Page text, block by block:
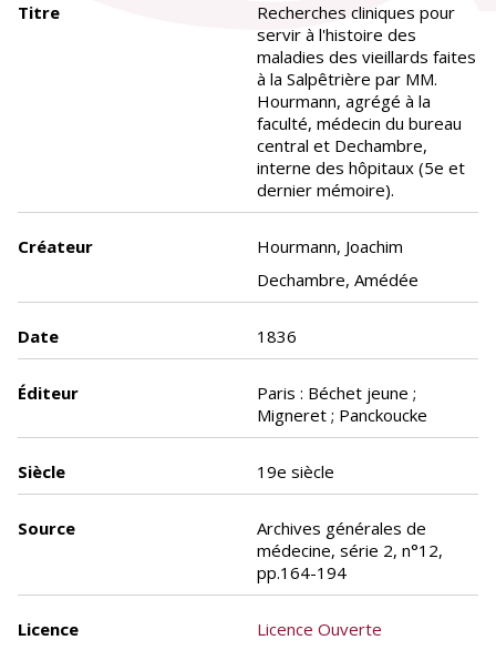
Titre
Recherches cliniques pour
servir à l'histoire des
maladies des vieillards faites
à la Salpêtrière par MM.
Hourmann, agrégé à la
faculté, médecin du bureau
central et Dechambre,
interne des hôpitaux (5e et
dernier mémoire).
Créateur
Hourmann, Joachim
Dechambre, Amédée
Date 1836
Éditeur
Paris : Béchet jeune ;
Migneret ; Panckoucke
Siècle 19e siècle
Source
Archives générales de
médecine, série 2, n°12,
pp.164-194
Licence Licence Ouverte